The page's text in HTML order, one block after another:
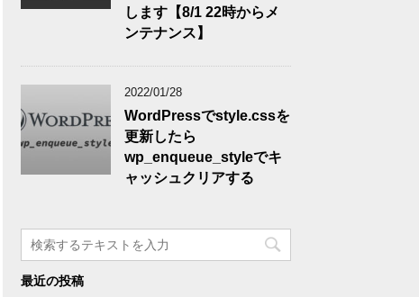
します【8/1 22時からメ
ンテナンス】
2022/01/28
WordPressでstyle.cssを
更新したら
wp_enqueue_styleでキ
ャッシュクリアする
最近の投稿